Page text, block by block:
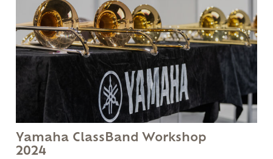
Yamaha ClassBand Workshop
2024